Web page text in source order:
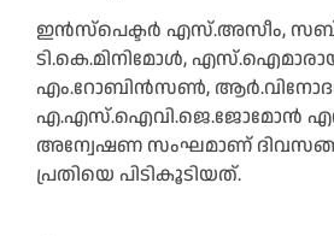
ഇൻസ്‌പെക്ടർ എസ്.അസീം,
ടി.കെ.മിനിമോൾ,
എം.റോബിൻസൺ,
എ.എസ്.ഐവി.ജെ.ജോമോൻ
അന്വേഷണ സംഘമാണ്
പ്രതിയെ പിടികൂടിയത്.